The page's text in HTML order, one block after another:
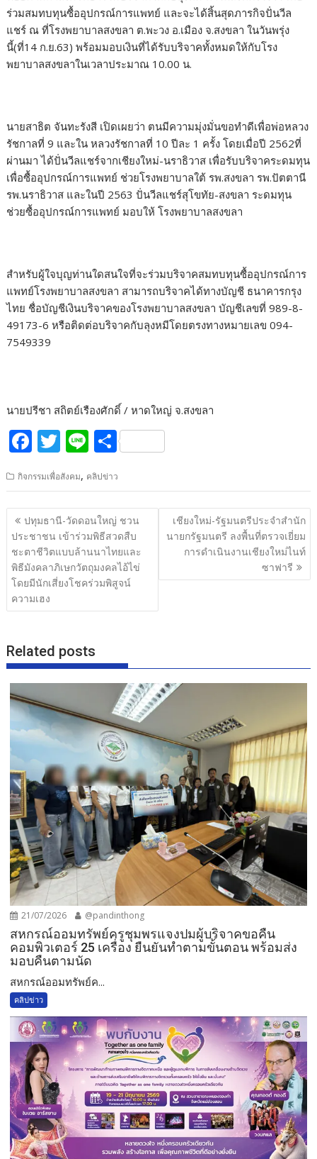
ร่วมสมทบทุนซื้ออุปกรณ์การแพทย์ และจะได้สิ้นสุดภารกิจปั่นวีล
แชร์ ณ ที่โรงพยาบาลสงขลา ต.พะวง อ.เมือง จ.สงขลา ในวันพรุ่ง
นี้(ที่14 ก.ย.63) พร้อมมอบเงินที่ได้รับบริจาคทั้งหมดให้กับโรง
พยาบาลสงขลาในเวลาประมาณ 10.00 น.
นายสาธิต จันทะรังสี เปิดเผยว่า ตนมีความมุ่งมั่นขอทำดีเพื่อพ่อหลวง
รัชกาลที่ 9 และใน หลวงรัชกาลที่ 10 ปีละ 1 ครั้ง โดยเมื่อปี 2562ที่
ผ่านมา ได้ปั่นวีลแชร์จากเชียงใหม่-นราธิวาส เพื่อรับบริจาคระดมทุน
เพื่อซื้ออุปกรณ์การแพทย์ ช่วยโรงพยาบาลใต้ รพ.สงขลา รพ.ปัตตานี
รพ.นราธิวาส และในปี 2563 ปั่นวีลแชร์สุโขทัย-สงขลา ระดมทุน
ช่วยซื้ออุปกรณ์การแพทย์ มอบให้ โรงพยาบาลสงขลา
สำหรับผู้ใจบุญท่านใดสนใจที่จะร่วมบริจาคสมทบทุนซื้ออุปกรณ์การ
แพทย์โรงพยาบาลสงขลา สามารถบริจาคได้ทางบัญชี ธนาคารกรุง
ไทย ชื่อบัญชีเงินบริจาคของโรงพยาบาลสงขลา บัญชีเลขที่ 989-8-
49173-6 หรือติดต่อบริจาคกับลุงหมีโดยตรงทางหมายเลข 094-
7549339
นายปรีชา สถิตย์เรืองศักดิ์ / หาดใหญ่ จ.สงขลา
F
ac
e
b
o
o
k
T
itt
er
Li
e
S
ar
e
กิจกรรมเพื่อสังคม, คลิปข่าว
แนะแนว
เรื่อง
ปทุมธานี-วัดดอนใหญ่ ชวน
ประชาชน เข้าร่วมพิธีสวดสืบ
ชะตาชีวิตแบบล้านนาไทยและ
พิธีมังคลาภิเษกวัตถุมงคลไอ้ไข่
โดยมีนักเสี่ยงโชคร่วมพิสูจน์
ความเฮง
เชียงใหม่-รัฐมนตรีประจำสำนัก
นายกรัฐมนตรี ลงพื้นที่ตรวจเยี่ยม
การดำเนินงานเชียงใหม่ไนท์
ซาฟารี
Related posts
21/07/2026 @pandinthong
สหกรณ์ออมทรัพย์ครูชุมพรแจงปมผู้บริจาคขอคืน
คอมพิวเตอร์ 25 เครื่อง ยืนยันทำตามขั้นตอน พร้อมส่ง
มอบคืนตามนัด
สหกรณ์ออมทรัพย์ค...
คลิปข่าว